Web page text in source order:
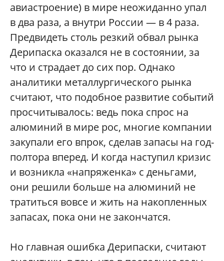
авиастроение) в мире неожиданно упал
в два раза, а внутри России — в 4 раза.
Предвидеть столь резкий обвал рынка
Дерипаска оказался не в состоянии, за
что и страдает до сих пор. Однако
аналитики металлургического рынка
считают, что подобное развитие событий
просчитывалось: ведь пока спрос на
алюминий в мире рос, многие компании
закупали его впрок, сделав запасы на год-
полтора вперед. И когда наступил кризис
и возникла «напряженка» с деньгами,
они решили больше на алюминий не
тратиться вовсе и жить на накопленных
запасах, пока они не закончатся.
Но главная ошибка Дерипаски, считают